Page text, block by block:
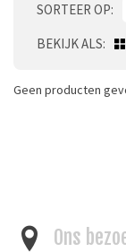
SORTEER OP
BEKIJK ALS
Geen producten
Ons